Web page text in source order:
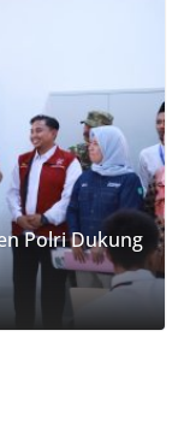
Polri Dukung